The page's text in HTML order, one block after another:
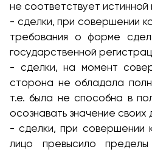
не соответствует
- сделки, при совершении
требования о форме
государственной
- сделки, на момент
сторона не обладала
т.е. была не способна в
осознавать значение своих
- сделки, при совершении
лицо превысило